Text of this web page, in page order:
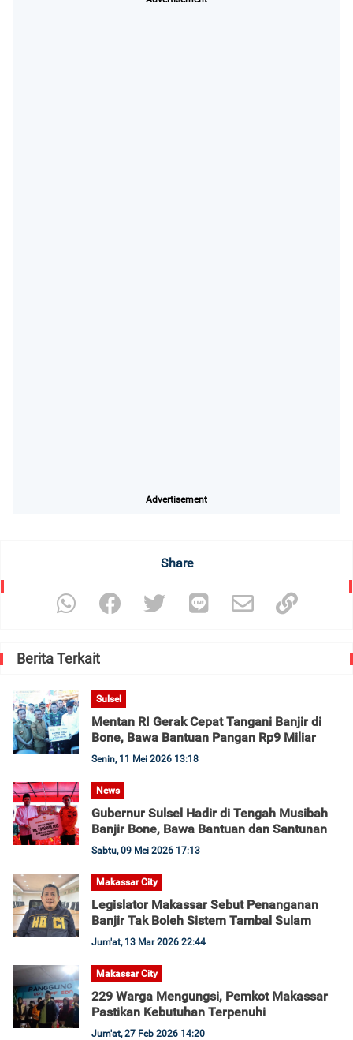
Advertisement
Share
Berita Terkait
Sulsel
Mentan RI Gerak Cepat Tangani Banjir di
Bone, Bawa Bantuan Pangan Rp9 Miliar
Senin, 11 Mei 2026 13:18
News
Gubernur Sulsel Hadir di Tengah Musibah
Banjir Bone, Bawa Bantuan dan Santunan
Sabtu, 09 Mei 2026 17:13
Makassar City
Legislator Makassar Sebut Penanganan
Banjir Tak Boleh Sistem Tambal Sulam
Jum'at, 13 Mar 2026 22:44
Makassar City
229 Warga Mengungsi, Pemkot Makassar
Pastikan Kebutuhan Terpenuhi
Jum'at, 27 Feb 2026 14:20